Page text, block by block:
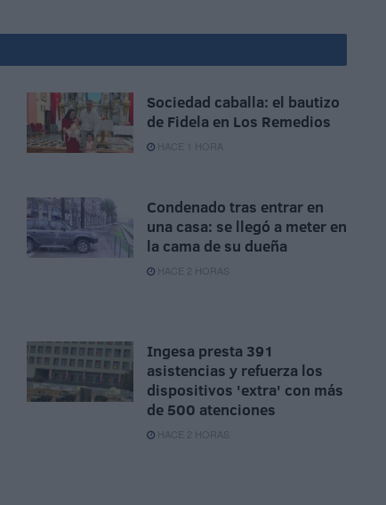
Sociedad caballa: el bautizo
de Fidela en Los Remedios
HACE 1 HORA
Condenado tras entrar en
una casa: se llegó a meter en
la cama de su dueña
HACE 2 HORAS
Ingesa presta 391
asistencias y refuerza los
dispositivos 'extra' con más
de 500 atenciones
HACE 2 HORAS